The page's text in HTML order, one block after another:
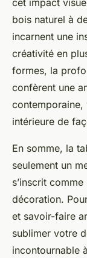
cet impact
bois naturel à
incarnent une
créativité en
formes, la
confèrent une
intérieure de
En somme, la
seulement un
s’inscrit
décoration.
et savoir-faire
sublimer votre
incontournable